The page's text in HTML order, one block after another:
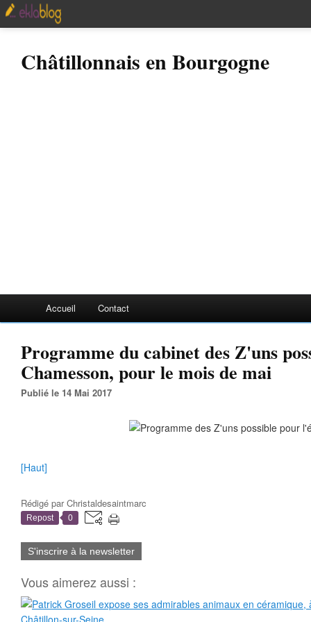
Châtillonnais en Bourgogne
Accueil Contact
Programme du cabinet des Z'uns
Chamesson, pour le mois de mai
Publié le 14 Mai 2017
[Haut]
Rédigé parChristaldesaintmarc
Repost 0
S'inscrire à la newsletter
Vous aimerez aussi :